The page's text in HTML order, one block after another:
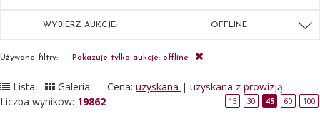
WYBIERZ AUKCJE: OFFLINE
Używane filtry: Pokazuje tylko aukcje: offline
Lista Galeria Cena: uzyskana | uzyskana z prowizją
Liczba wyników: 19862 15 30 45 60 100